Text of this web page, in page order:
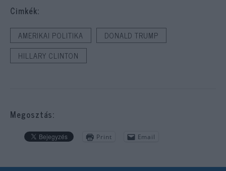
Cimkék:
AMERIKAI POLITIKA
DONALD TRUMP
HILLARY CLINTON
Megosztás:
Print Email